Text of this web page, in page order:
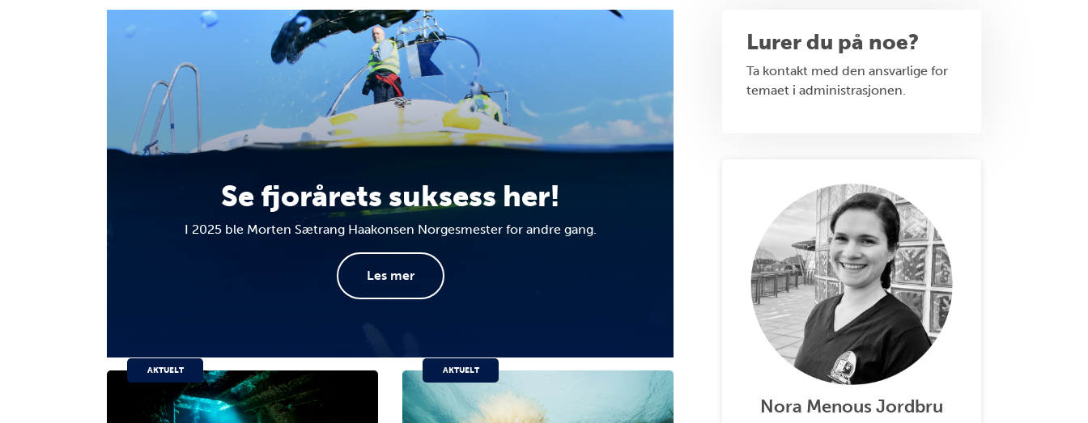
Se fjorårets suksess her!
I 2025 ble Morten Sætrang Haakonsen Norgesmester for andre gang.
Les mer
AKTUELT AKTUELT
Lurer du på noe?
Ta kontakt med den ansvarlige for
temaet i administrasjonen.
Nora Menous Jordbru